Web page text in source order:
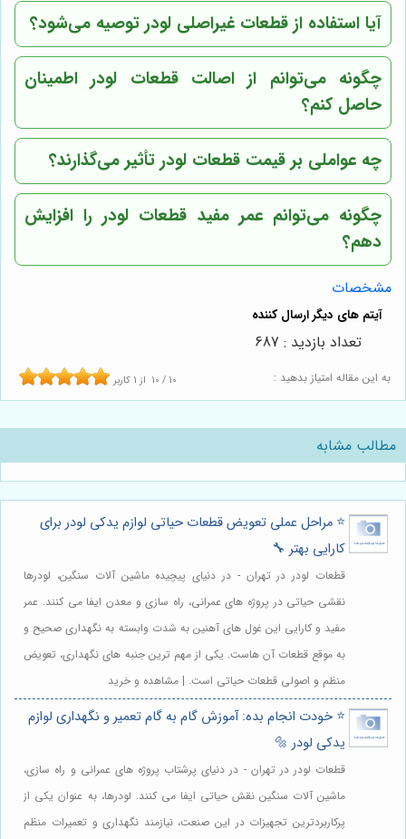
آیا استفاده از قطعات غیراصلی لودر توصیه می‌شود؟
چگونه می‌توانم از اصالت قطعات لودر اطمینان
حاصل کنم؟
چه عواملی بر قیمت قطعات لودر تأثیر می‌گذارند؟
چگونه می‌توانم عمر مفید قطعات لودر را افزایش
دهم؟
مشخصات
به این مقاله امتیاز بدهید : 10 / 10 از 1 کاربر
تعداد بازدید : 687
مطالب مشابه
⭐️ مراحل عملی تعویض قطعات حیاتی لوازم یدکی لودر برای
کارایی بهتر 🔧
قطعات لودر در تهران - در دنیای پیچیده ماشین آلات سنگین، لودرها
نقشی حیاتی در پروژه های عمرانی، راه سازی و معدن ایفا می کنند. عمر
مفید و کارایی این غول های آهنین به شدت وابسته به نگهداری صحیح و
به موقع قطعات آن هاست. یکی از مهم ترین جنبه های نگهداری، تعویض
منظم و اصولی قطعات حیاتی است. | مشاهده و خرید
⭐️ خودت انجام بده: آموزش گام به گام تعمیر و نگهداری لوازم
یدکی لودر 🔩
قطعات لودر در تهران - در دنیای پرشتاب پروژه های عمرانی و راه سازی،
ماشین آلات سنگین نقش حیاتی ایفا می کنند. لودرها، به عنوان یکی از
پرکاربردترین تجهیزات در این صنعت، نیازمند نگهداری و تعمیرات منظم